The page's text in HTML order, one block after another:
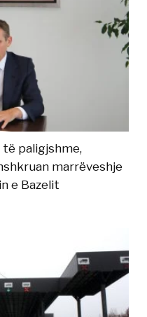
paligjshme,
marrëveshje
e Bazelit